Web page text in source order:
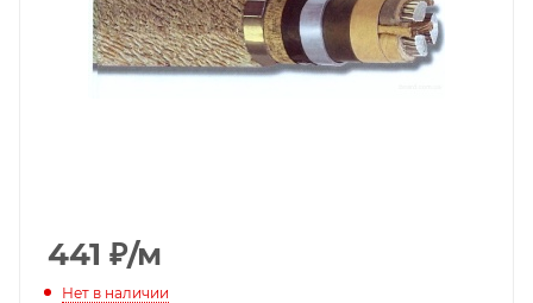
441 ₽/м
Нет в наличии